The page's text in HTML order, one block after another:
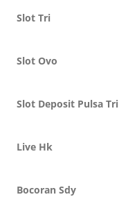
Slot Tri
Slot Ovo
Slot Deposit Pulsa Tri
Live Hk
Bocoran Sdy